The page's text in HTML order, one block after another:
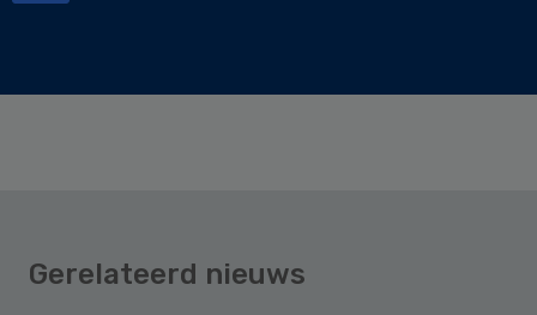
Gerelateerd nieuws